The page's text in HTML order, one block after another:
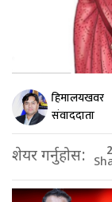
हिमालयखवर
संवाददाता
शेयर गर्नुहोस: